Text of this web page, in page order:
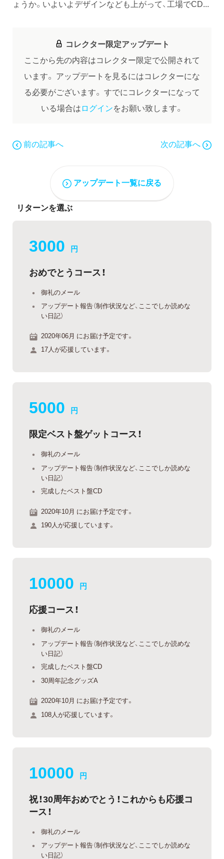
ょうか。いよいよデザインなども上がって、工場でCD...
コレクター限定アップデート
ここから先の内容はコレクター限定で公開されて
います。 アップデートを見るにはコレクターにな
る必要がございます。 すでにコレクターになって
いる場合はログインをお願い致します。
前の記事へ 次の記事へ
アップデート一覧に戻る
リターンを選ぶ
3000 円
おめでとうコース！
御礼のメール
アップデート報告（制作状況など、ここでしか読めな
い日記）
2020年06月 にお届け予定です。
17人が応援しています。
5000 円
限定ベスト盤ゲットコース！
御礼のメール
アップデート報告（制作状況など、ここでしか読めな
い日記）
完成したベスト盤CD
2020年10月 にお届け予定です。
190人が応援しています。
10000 円
応援コース！
御礼のメール
アップデート報告（制作状況など、ここでしか読めな
い日記）
完成したベスト盤CD
30周年記念グッズA
2020年10月 にお届け予定です。
108人が応援しています。
10000 円
祝！30周年おめでとう！これからも応援コ
ース！
御礼のメール
アップデート報告（制作状況など、ここでしか読めな
い日記）